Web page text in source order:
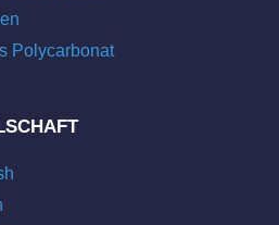
Polycarbonat